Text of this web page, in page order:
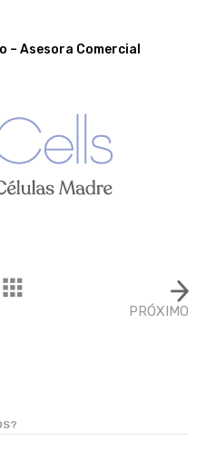
– Asesora Comercial
PRÓXIMO